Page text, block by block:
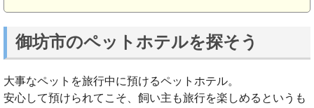
御坊市のペットホテルを探そう
大事なペットを旅行中に預けるペットホテル。
安心して預けられてこそ、飼い主も旅行を楽しめるというも